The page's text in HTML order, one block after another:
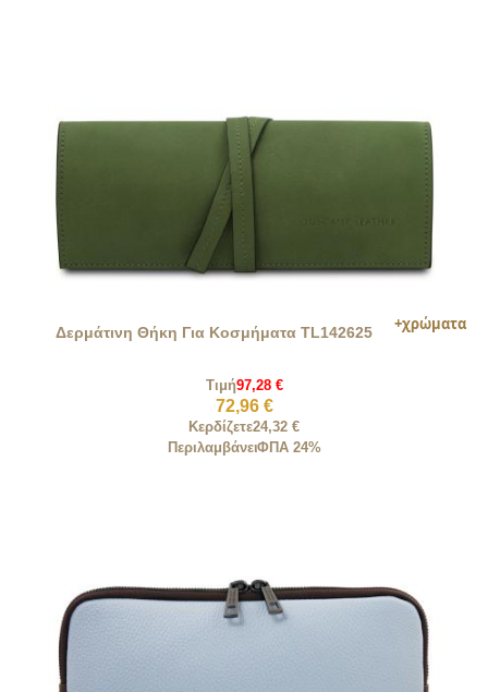
Δερμάτινη Θήκη Για Κοσμήματα TL142625
Τιμή97,28 €
72,96 €
Κερδίζετε24,32 €
ΠεριλαμβάνειΦΠΑ 24%